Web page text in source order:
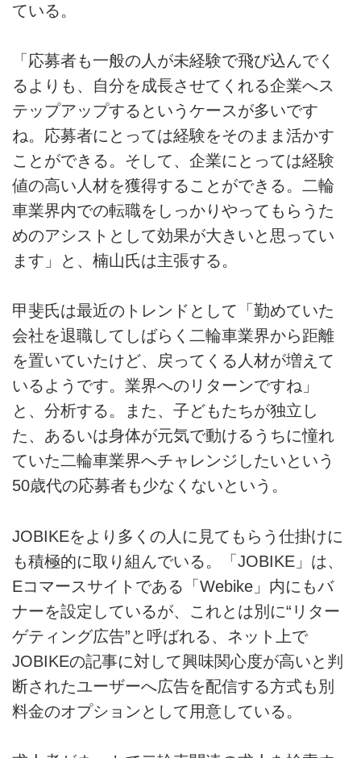
ている。
「応募者も一般の人が未経験で飛び込んでく
るよりも、自分を成長させてくれる企業へス
テップアップするというケースが多いです
ね。応募者にとっては経験をそのまま活かす
ことができる。そして、企業にとっては経験
値の高い人材を獲得することができる。二輪
車業界内での転職をしっかりやってもらうた
めのアシストとして効果が大きいと思ってい
ます」と、楠山氏は主張する。
甲斐氏は最近のトレンドとして「勤めていた
会社を退職してしばらく二輪車業界から距離
を置いていたけど、戻ってくる人材が増えて
いるようです。業界へのリターンですね」
と、分析する。また、子どもたちが独立し
た、あるいは身体が元気で動けるうちに憧れ
ていた二輪車業界へチャレンジしたいという
50歳代の応募者も少なくないという。
JOBIKEをより多くの人に見てもらう仕掛けに
も積極的に取り組んでいる。「JOBIKE」は、
Eコマースサイトである「Webike」内にもバ
ナーを設定しているが、これとは別に“リター
ゲティング広告”と呼ばれる、ネット上で
JOBIKEの記事に対して興味関心度が高いと判
断されたユーザーへ広告を配信する方式も別
料金のオプションとして用意している。